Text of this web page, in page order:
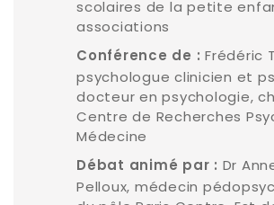
scolaires de la petite
associations
Conférence de : Frédéric
psychologue clinicien et
docteur en psychologie,
Centre de Recherches
Médecine
Débat animé par : Dr
Pelloux, médecin